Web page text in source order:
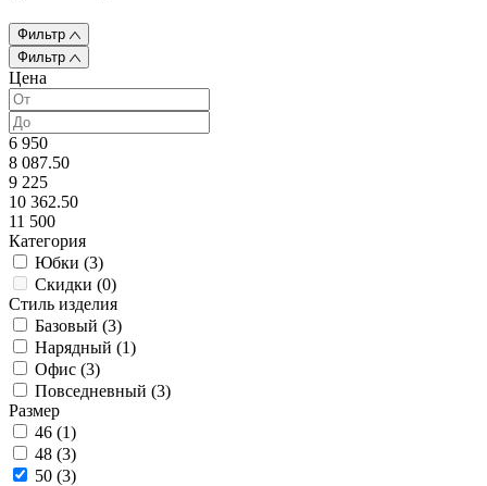
Фильтр
Фильтр
Цена
6 950
8 087.50
9 225
10 362.50
11 500
Категория
Юбки (3)
Скидки (0)
Стиль изделия
Базовый (3)
Нарядный (1)
Офис (3)
Повседневный (3)
Размер
46 (1)
48 (3)
50 (3)